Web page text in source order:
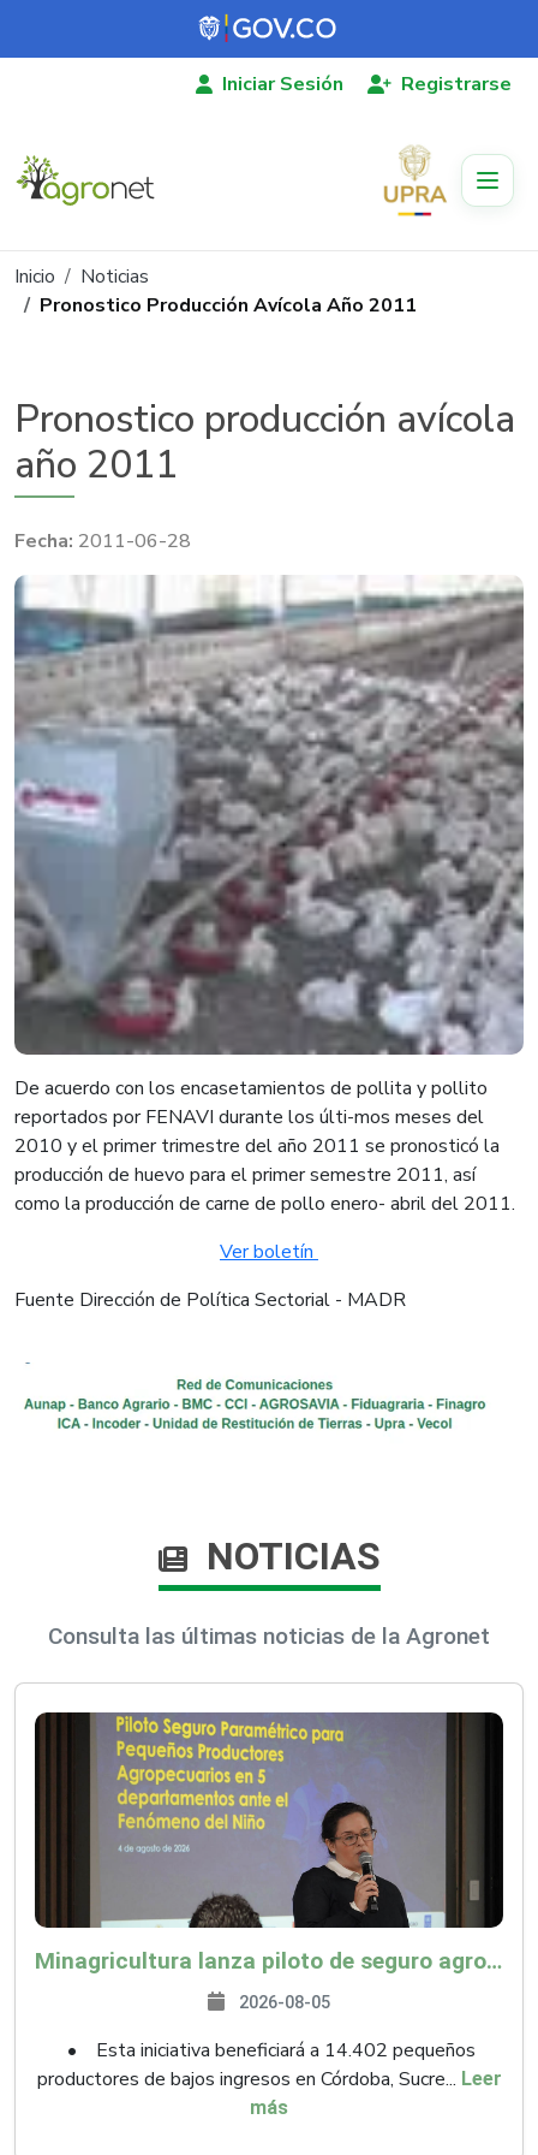
Pasar al contenido principal
Iniciar Sesión Registrarse
Ruta de navegación
Inicio
Noticias
Pronostico Producción Avícola Año 2011
Pronostico producción avícola
año 2011
2011-06-28
De acuerdo con los encasetamientos de pollita y pollito
reportados por FENAVI durante los últi-mos meses del
2010 y el primer trimestre del año 2011 se pronosticó la
producción de huevo para el primer semestre 2011, así
como la producción de carne de pollo enero- abril del 2011.
Ver boletín
Fuente Dirección de Política Sectorial - MADR
NOTICIAS
Consulta las últimas noticias de la Agronet
Minagricultura lanza piloto de seguro agropecuario por $9.625 millones para proteger a más de 14.000 pequeños productores contra riesgos del Fenómeno de El Niño
2026-08-05
• Esta iniciativa beneficiará a 14.402 pequeños
productores de bajos ingresos en Córdoba, Sucre... Leer
más